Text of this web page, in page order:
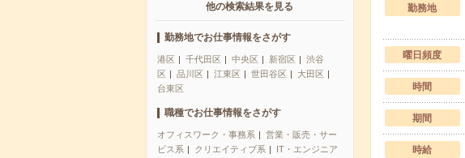
他の検索結果を見る
勤務地でお仕事情報をさがす
港区 千代田区 中央区 新宿区
渋谷
区
品川区 江東区 世田谷区
大田区
台東区
職種でお仕事情報をさがす
オフィスワーク・事務系
営業・販売・サー
ビス系
クリエイティブ系
IT・エンジニア
勤務地
曜日頻度
時間
期間
時給